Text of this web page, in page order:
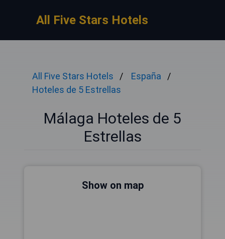
All Five Stars Hotels
All Five Stars Hotels
España
Hoteles de 5 Estrellas
Málaga Hoteles de 5
Estrellas
Show on map